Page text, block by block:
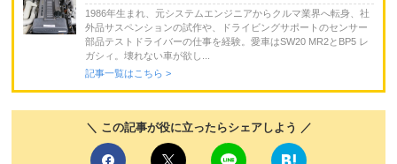
1986年生まれ、元システムエンジニアからクルマ業界へ転身、社
外品サスペンションの試作や、ドライビングサポートのセンサー
部品テストドライバーの仕事を経験。愛車はSW20 MR2とBP5 レ
ガシィ。壊れない車が欲し...
記事一覧はこちら >
＼ この記事が役に立ったらシェアしよう ／